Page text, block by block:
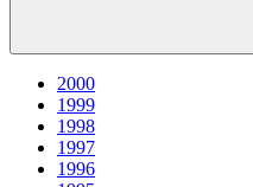
2000
1999
1998
1997
1996